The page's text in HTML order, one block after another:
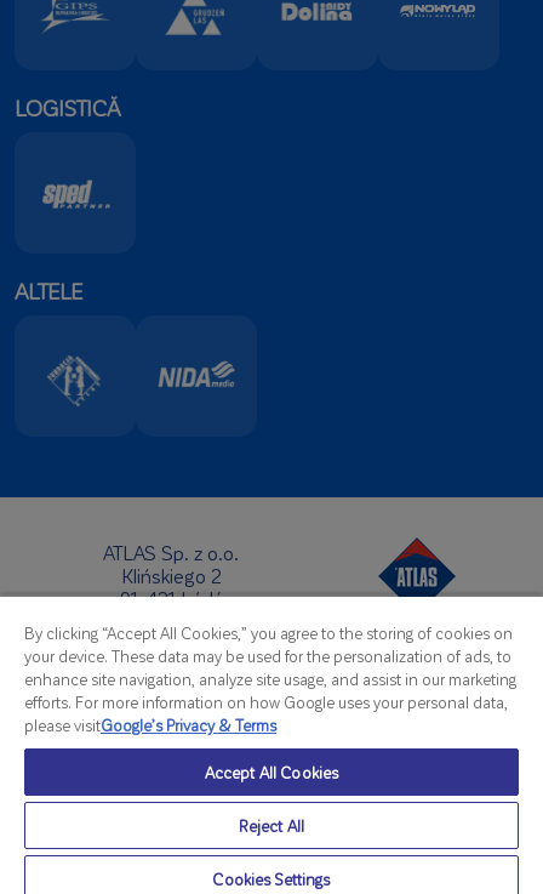
LOGISTICĂ
ALTELE
ATLAS Sp. z o.o.
Klińskiego 2
91-421 Łódź
Headquarters:
Telephone: +48 42 631 88 00
Fax: +48 42 631 88 88
E-Mail: atlas@atlas.com.pl
Export Office:
Telephone:+48 42 714 07 92
Fax: +48 42 714 08 07
export@atlas.com.pl
© Atlas 2026
By clicking “Accept All Cookies,” you agree to the storing of cookies on
your device. These data may be used for the personalization of ads, to
enhance site navigation, analyze site usage, and assist in our marketing
efforts. For more information on how Google uses your personal data,
please visitGoogle’s Privacy & Terms
Accept All Cookies
Reject All
Cookies Settings